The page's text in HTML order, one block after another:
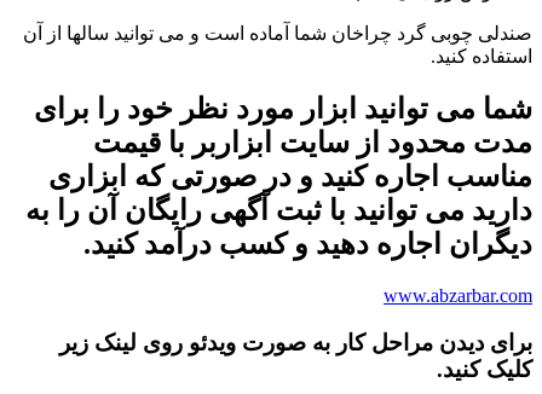
صندلی چوبی گرد چراخان شما آماده است و می توانید سالها از آن
استفاده کنید.
شما می توانید ابزار مورد نظر خود را برای
مدت محدود از سایت ابزاربر با قیمت
مناسب اجاره کنید و در صورتی که ابزاری
دارید می توانید با ثبت آگهی رایگان آن را به
دیگران اجاره دهید و کسب درآمد کنید.
www.abzarbar.com
برای دیدن مراحل کار به صورت ویدئو روی لینک زیر
کلیک کنید.